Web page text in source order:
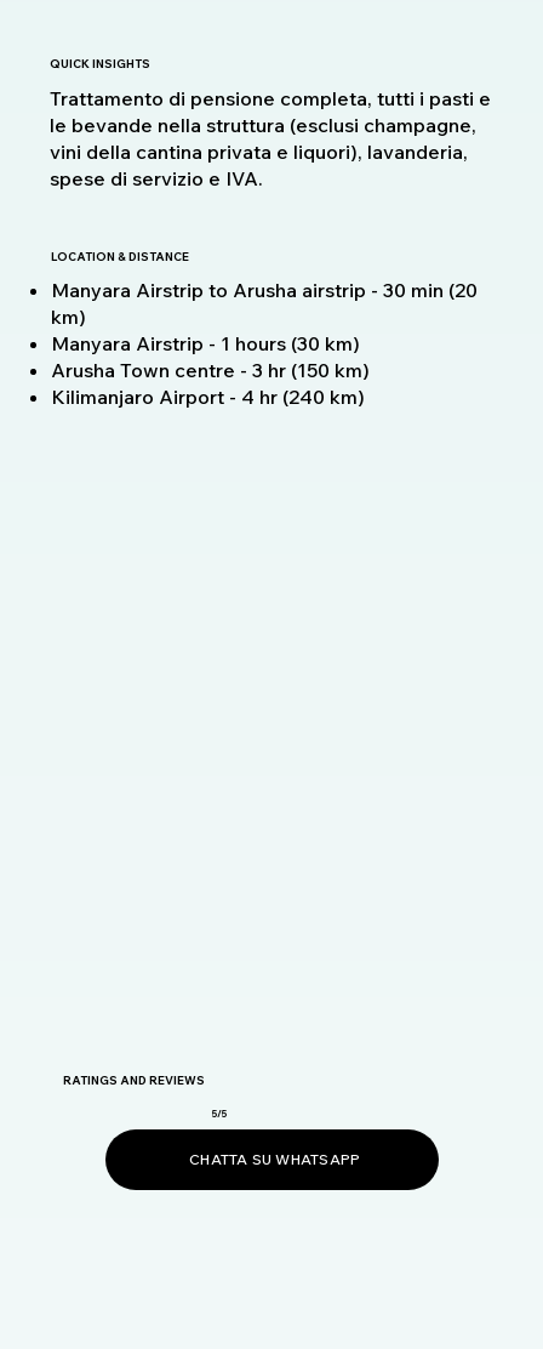
QUICK INSIGHTS
Trattamento di pensione completa, tutti i pasti e
le bevande nella struttura (esclusi champagne,
vini della cantina privata e liquori), lavanderia,
spese di servizio e IVA.
LOCATION & DISTANCE
Manyara Airstrip to Arusha airstrip - 30 min (20
km)
Manyara Airstrip - 1 hours (30 km)
Arusha Town centre - 3 hr (150 km)
Kilimanjaro Airport - 4 hr (240 km)
RATINGS AND REVIEWS
5/5
CHATTA SU WHATSAPP